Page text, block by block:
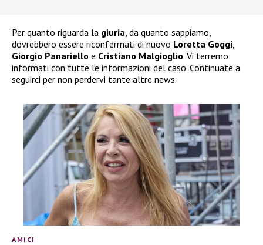
Per quanto riguarda la giuria, da quanto sappiamo,
dovrebbero essere riconfermati di nuovo Loretta Goggi,
Giorgio Panariello e Cristiano Malgioglio. Vi terremo
informati con tutte le informazioni del caso. Continuate a
seguirci per non perdervi tante altre news.
AMICI